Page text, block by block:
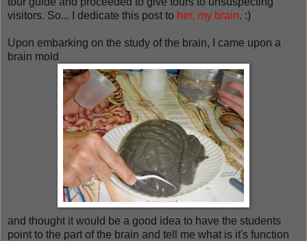
visitors. So... I dedicate this post to her, my brain. :)
Upon embarking on the study of the brain, I came upon a
brain mold
and thought it would be a good idea to have the students
point to the part of the brain and tell me what is it's function